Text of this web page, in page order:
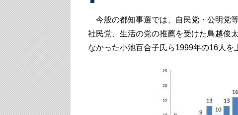
今般の都知事選では、自民党・公明党
社民党、生活の党の推薦を受けた鳥越俊
なかった小池百合子氏ら1999年の16人を